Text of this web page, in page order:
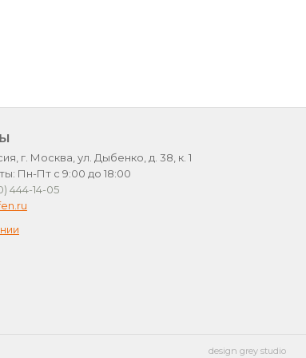
г. Москва, ул. Дыбенко, д. 38, к. 1
Пн-Пт с 9:00 до 18:00
444-14-05
design grey studio